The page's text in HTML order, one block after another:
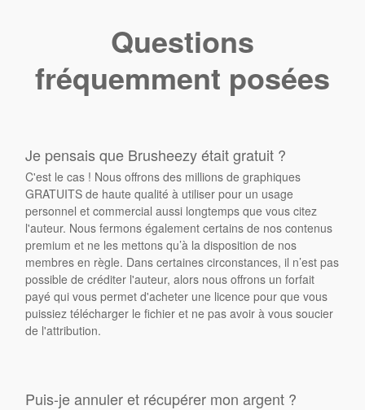
Questions
fréquemment posées
Je pensais que Brusheezy était gratuit ?
C'est le cas ! Nous offrons des millions de graphiques
GRATUITS de haute qualité à utiliser pour un usage
personnel et commercial aussi longtemps que vous citez
l'auteur. Nous fermons également certains de nos contenus
premium et ne les mettons qu’à la disposition de nos
membres en règle. Dans certaines circonstances, il n’est pas
possible de créditer l'auteur, alors nous offrons un forfait
payé qui vous permet d'acheter une licence pour que vous
puissiez télécharger le fichier et ne pas avoir à vous soucier
de l'attribution.
Puis-je annuler et récupérer mon argent ?